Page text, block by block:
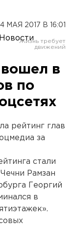
4 МАЯ 2017 В 16:01
в
по
рейтинг глав
за
стали
Рамзан
Георгий
в